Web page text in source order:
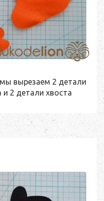
вырезаем 2 детали
2 детали хвоста